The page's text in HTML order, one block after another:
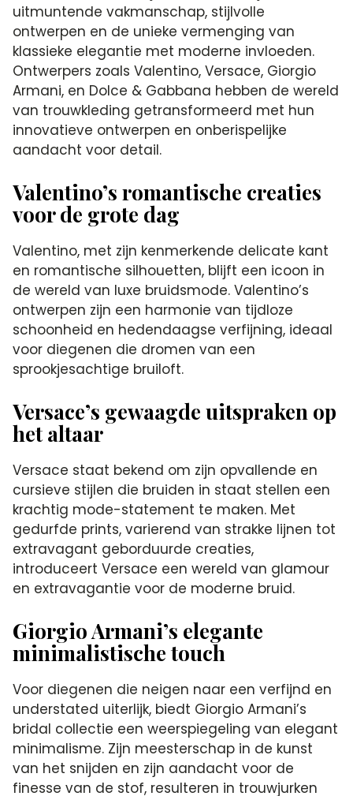
uitmuntende vakmanschap, stijlvolle
ontwerpen en de unieke vermenging van
klassieke elegantie met moderne invloeden.
Ontwerpers zoals Valentino, Versace, Giorgio
Armani, en Dolce & Gabbana hebben de wereld
van trouwkleding getransformeerd met hun
innovatieve ontwerpen en onberispelijke
aandacht voor detail.
Valentino’s romantische creaties
voor de grote dag
Valentino, met zijn kenmerkende delicate kant
en romantische silhouetten, blijft een icoon in
de wereld van luxe bruidsmode. Valentino’s
ontwerpen zijn een harmonie van tijdloze
schoonheid en hedendaagse verfijning, ideaal
voor diegenen die dromen van een
sprookjesachtige bruiloft.
Versace’s gewaagde uitspraken op
het altaar
Versace staat bekend om zijn opvallende en
cursieve stijlen die bruiden in staat stellen een
krachtig mode-statement te maken. Met
gedurfde prints, varierend van strakke lijnen tot
extravagant geborduurde creaties,
introduceert Versace een wereld van glamour
en extravagantie voor de moderne bruid.
Giorgio Armani’s elegante
minimalistische touch
Voor diegenen die neigen naar een verfijnd en
understated uiterlijk, biedt Giorgio Armani’s
bridal collectie een weerspiegeling van elegant
minimalisme. Zijn meesterschap in de kunst
van het snijden en zijn aandacht voor de
finesse van de stof, resulteren in trouwjurken